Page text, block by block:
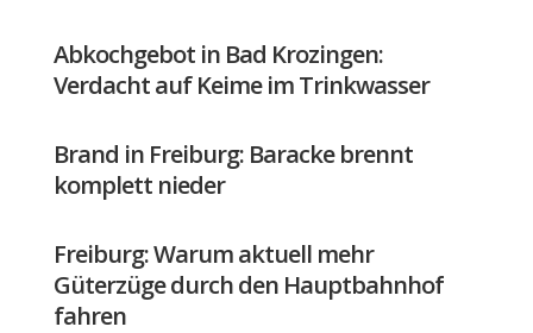
Abkochgebot in Bad Krozingen:
Verdacht auf Keime im Trinkwasser
Brand in Freiburg: Baracke brennt
komplett nieder
Freiburg: Warum aktuell mehr
Güterzüge durch den Hauptbahnhof
fahren